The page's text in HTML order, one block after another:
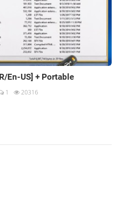
En-US] + Portable
1 20316